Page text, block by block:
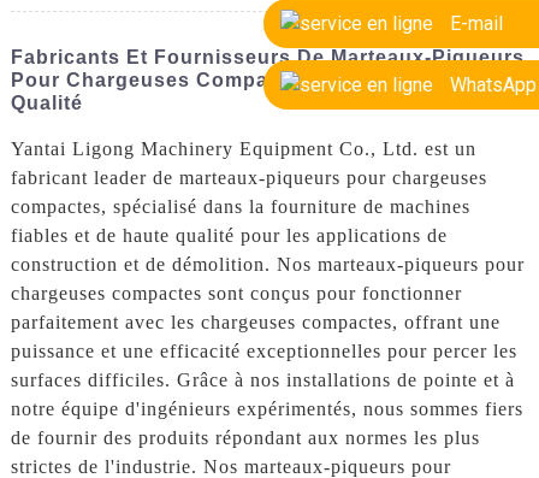
E-mail
WhatsApp
Fabricants Et Fournisseurs De Marteaux-Piqueurs
Pour Chargeuses Compactes OEM De Haute
Qualité
Yantai Ligong Machinery Equipment Co., Ltd. est un
fabricant leader de marteaux-piqueurs pour chargeuses
compactes, spécialisé dans la fourniture de machines
fiables et de haute qualité pour les applications de
construction et de démolition. Nos marteaux-piqueurs pour
chargeuses compactes sont conçus pour fonctionner
parfaitement avec les chargeuses compactes, offrant une
puissance et une efficacité exceptionnelles pour percer les
surfaces difficiles. Grâce à nos installations de pointe et à
notre équipe d'ingénieurs expérimentés, nous sommes fiers
de fournir des produits répondant aux normes les plus
strictes de l'industrie. Nos marteaux-piqueurs pour